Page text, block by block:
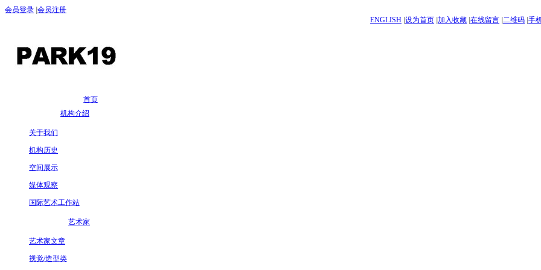
会员登录 会员注册
ENGLISH |设为首页 |加入收藏 |在线留言 |二维码 |手
首页
机构介绍
关于我们
机构历史
空间展示
媒体观察
国际艺术工作站
艺术家
艺术家文章
视觉/造型类